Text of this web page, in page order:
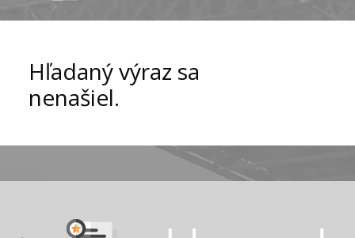
Hľadaný výraz sa
nenašiel.